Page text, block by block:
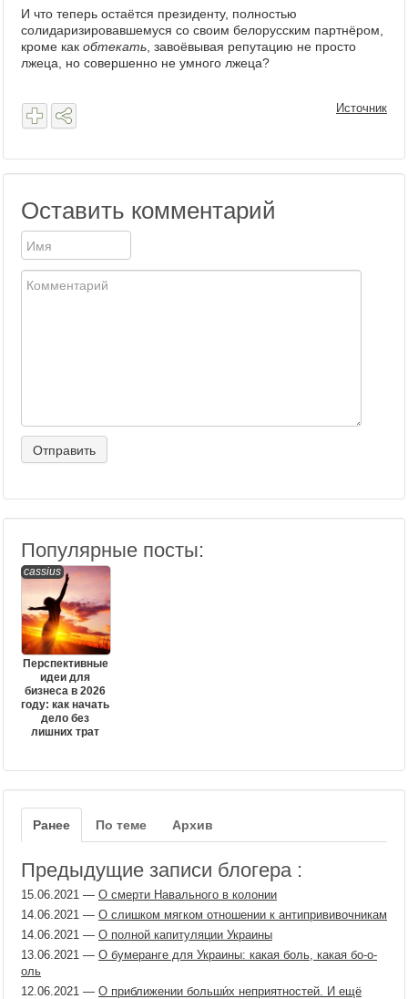
И что теперь остаётся президенту, полностью
солидаризировавшемуся со своим белорусским партнёром,
кроме как обтекать , завоёвывая репутацию не просто
лжеца, но совершенно не умного лжеца?
Источник
Оставить комментарий
Популярные посты:
cassius
Перспективные
идеи для
бизнеса в 2026
году: как начать
дело без
лишних трат
Ранее По теме Архив
Предыдущие записи блогера :
15.06.2021 — О смерти Навального в колонии
14.06.2021 — О слишком мягком отношении к антипрививочникам
14.06.2021 — О полной капитуляции Украины
13.06.2021 — О бумеранге для Украины: какая боль, какая бо-о-
оль
12.06.2021 — О приближении больши́х неприятностей. И ещё